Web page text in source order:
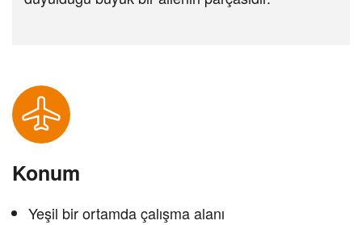
Konum
Yeşil bir ortamda çalışma alanı